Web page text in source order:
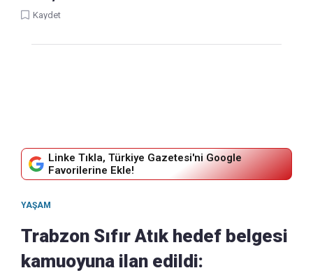
Kaydet
Linke Tıkla, Türkiye Gazetesi'ni Google
Favorilerine Ekle!
YAŞAM
Trabzon Sıfır Atık hedef belgesi
kamuoyuna ilan edildi: